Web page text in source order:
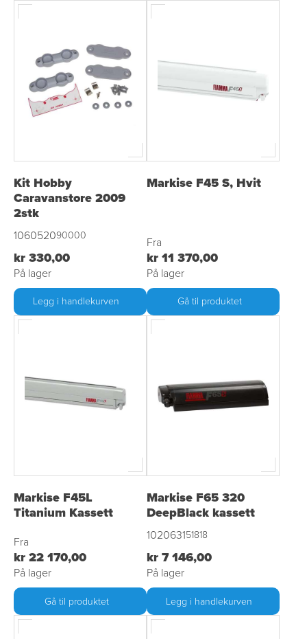
Kit Hobby
Caravanstore 2009
2stk
106052090000
kr 330,00
På lager
Legg i handlekurven
Markise F45 S, Hvit
Fra
kr 11 370,00
På lager
Gå til produktet
Markise F45L
Titanium Kassett
Fra
kr 22 170,00
På lager
Gå til produktet
Markise F65 320
DeepBlack kassett
102063151818
kr 7 146,00
På lager
Legg i handlekurven